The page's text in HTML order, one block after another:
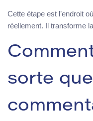
Cette étape est l’endroit
réellement. Il transforme
sorte